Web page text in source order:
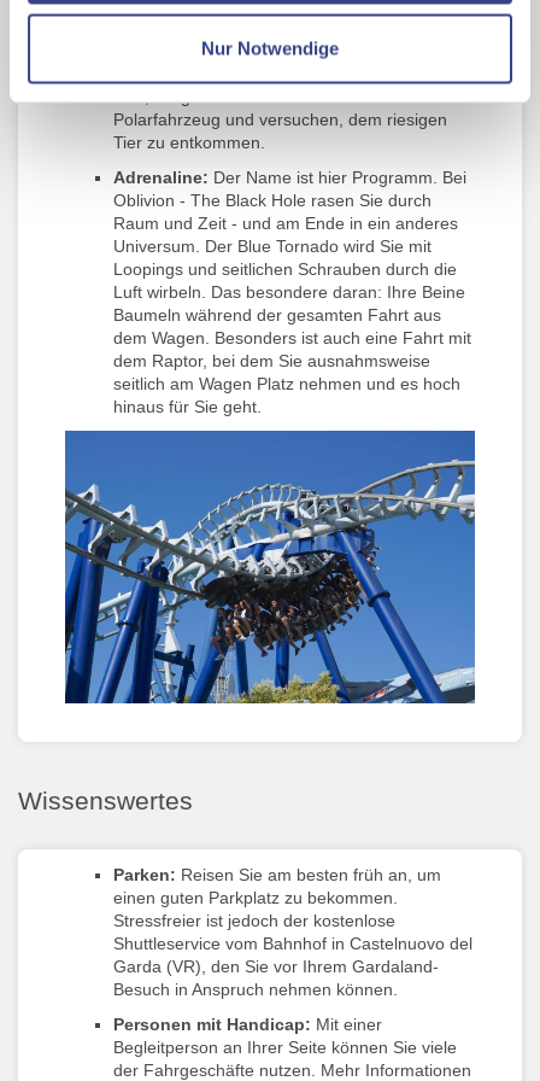
Datenschutzseite
Mit Klick auf "Alles erlauben" stimmen Sie der
Verwendung der Cookies & Plugins auf unseren
Webseiten zu.
Nur Notwendige
Wildwasser-Bahnen ist Ihnen eine Abkühlung
rasanten Colorado Boat geht es steil tosende
Polarfahrzeug und versuchen, dem riesigen
Tier zu entkommen.
Adrenaline: Der Name ist hier Programm. Bei
Oblivion - The Black Hole rasen Sie durch
Raum und Zeit - und am Ende in ein anderes
Universum. Der Blue Tornado wird Sie mit
Loopings und seitlichen Schrauben durch die
Luft wirbeln. Das besondere daran: Ihre Beine
Baumeln während der gesamten Fahrt aus
dem Wagen. Besonders ist auch eine Fahrt mit
dem Raptor, bei dem Sie ausnahmsweise
seitlich am Wagen Platz nehmen und es hoch
hinaus für Sie geht.
Wissenswertes
Parken: Reisen Sie am besten früh an, um
einen guten Parkplatz zu bekommen.
Stressfreier ist jedoch der kostenlose
Shuttleservice vom Bahnhof in Castelnuovo del
Garda (VR), den Sie vor Ihrem Gardaland-
Besuch in Anspruch nehmen können.
Personen mit Handicap: Mit einer
Begleitperson an Ihrer Seite können Sie viele
der Fahrgeschäfte nutzen. Mehr Informationen